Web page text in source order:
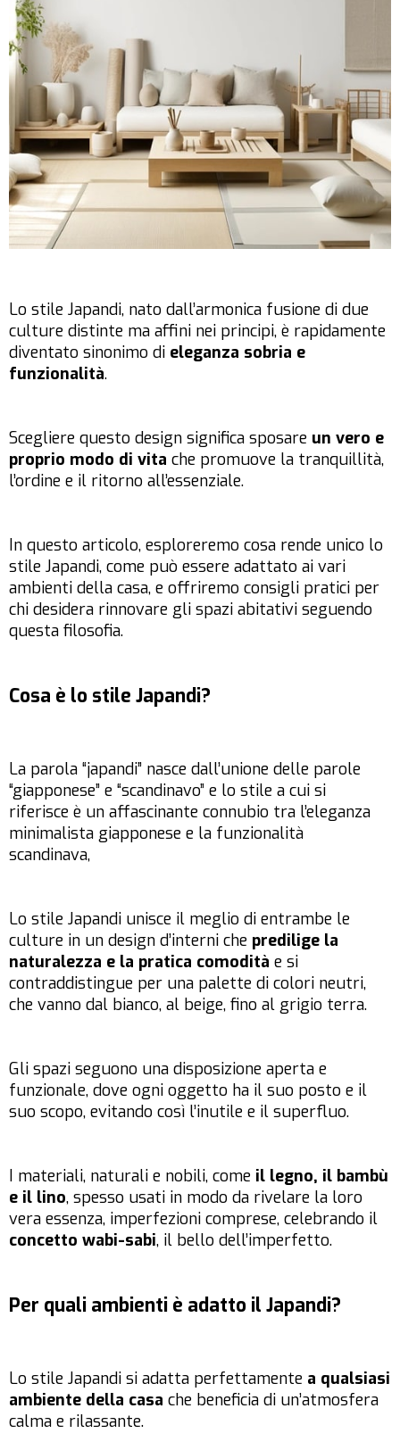
Lo stile Japandi, nato dall’armonica fusione di due
culture distinte ma affini nei principi, è rapidamente
diventato sinonimo di eleganza sobria e
funzionalità.
Scegliere questo design significa sposare un vero e
proprio modo di vita che promuove la tranquillità,
l’ordine e il ritorno all’essenziale.
In questo articolo, esploreremo cosa rende unico lo
stile Japandi, come può essere adattato ai vari
ambienti della casa, e offriremo consigli pratici per
chi desidera rinnovare gli spazi abitativi seguendo
questa filosofia.
Cosa è lo stile Japandi?
La parola “japandi” nasce dall’unione delle parole
“giapponese” e “scandinavo” e lo stile a cui si
riferisce è un affascinante connubio tra l’eleganza
minimalista giapponese e la funzionalità
scandinava,
Lo stile Japandi unisce il meglio di entrambe le
culture in un design d’interni che predilige la
naturalezza e la pratica comodità e si
contraddistingue per una palette di colori neutri,
che vanno dal bianco, al beige, fino al grigio terra.
Gli spazi seguono una disposizione aperta e
funzionale, dove ogni oggetto ha il suo posto e il
suo scopo, evitando così l’inutile e il superfluo.
I materiali, naturali e nobili, come il legno, il bambù
e il lino, spesso usati in modo da rivelare la loro
vera essenza, imperfezioni comprese, celebrando il
concetto wabi-sabi, il bello dell’imperfetto.
Per quali ambienti è adatto il Japandi?
Lo stile Japandi si adatta perfettamente a qualsiasi
ambiente della casa che beneficia di un’atmosfera
calma e rilassante.